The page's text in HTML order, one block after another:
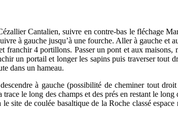
Cantalien, suivre en contre-bas le fléchage
à gauche jusqu’à une fourche. Aller à gauche et
4 portillons. Passer un pont et aux maisons,
un portail et longer les sapins puis traverser
dans un hameau.
à gauche (possibilité de cheminer tout
le long des champs et des prés en restant le
de coulée basaltique de la Roche classé